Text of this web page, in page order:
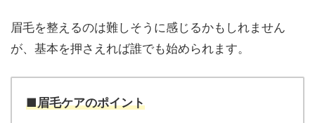
眉毛を整えるのは難しそうに感じるかもしれません
が、基本を押さえれば誰でも始められます。
■眉毛ケアのポイント